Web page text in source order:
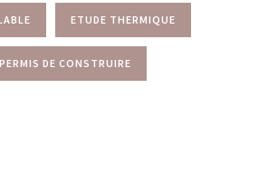
ETUDE THERMIQUE
PERMIS DE CONSTRUIRE